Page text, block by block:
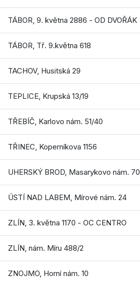
TÁBOR, 9. května 2886 - OD DVOŘÁK
TÁBOR, Tř. 9.května 618
TACHOV, Husitská 29
TEPLICE, Krupská 13/19
TŘEBÍČ, Karlovo nám. 51/40
TŘINEC, Koperníkova 1156
UHERSKÝ BROD, Masarykovo nám. 70
ÚSTÍ NAD LABEM, Mírové nám. 24
ZLÍN, 3. května 1170 - OC CENTRO
ZLÍN, nám. Míru 488/2
ZNOJMO, Horní nám. 10